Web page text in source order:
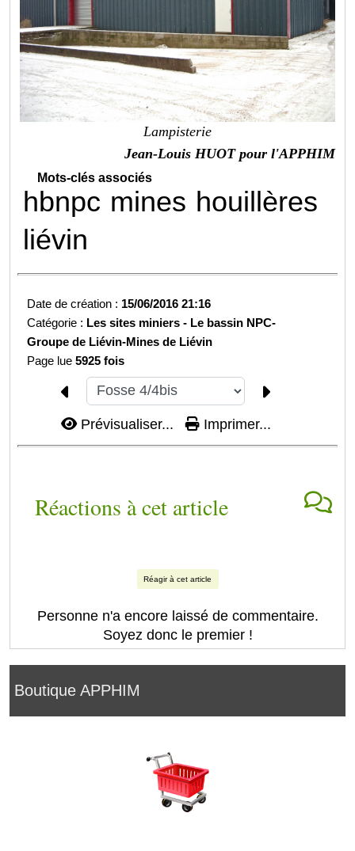
Boutique APPHIM
Lampisterie
Jean-Louis HUOT pour l'APPHIM
Mots-clés associés
hbnpc mines houillères
liévin
Date de création : 15/06/2016 21:16
Catégorie : Les sites miniers - Le bassin NPC-
Groupe de Liévin-Mines de Liévin
Page lue5925 fois
Prévisualiser... Imprimer...
Réactions à cet article
Réagir à cet article
Personne n'a encore laissé de commentaire.
Soyez donc le premier !